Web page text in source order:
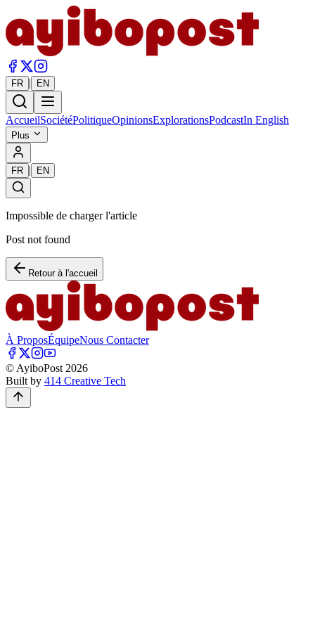
FR | EN
AccueilSociétéPolitiqueOpinionsExplorationsPodcastIn English
Plus
FR | EN
Impossible de charger l'article
Post not found
Retour à l'accueil
À ProposÉquipeNous Contacter
© AyiboPost 2026
Built by 414 Creative Tech